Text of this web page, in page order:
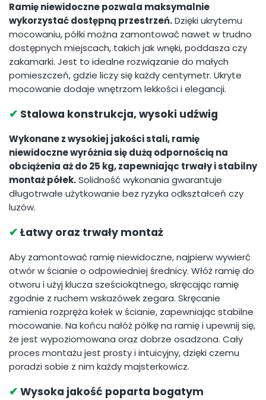
Ramię niewidoczne pozwala maksymalnie
wykorzystać dostępną przestrzeń.Dzięki ukrytemu
mocowaniu, półki można zamontować nawet w trudno
dostępnych miejscach, takich jak wnęki, poddasza czy
zakamarki. Jest to idealne rozwiązanie do małych
pomieszczeń, gdzie liczy się każdy centymetr. Ukryte
mocowanie dodaje wnętrzom lekkości i elegancji.
✔ Stalowa konstrukcja, wysoki udźwig
Wykonane z wysokiej jakości stali, ramię
niewidoczne wyróżnia się dużą odpornością na
obciążenia aż do 25 kg, zapewniając trwały i stabilny
montaż półek.Solidność wykonania gwarantuje
długotrwałe użytkowanie bez ryzyka odkształceń czy
luzów.
✔ Łatwy oraz trwały montaż
Aby zamontować ramię niewidoczne, najpierw wywierć
otwór w ścianie o odpowiedniej średnicy. Włóż ramię do
otworu i użyj klucza sześciokątnego, skręcając ramię
zgodnie z ruchem wskazówek zegara. Skręcanie
ramienia rozpręża kołek w ścianie, zapewniając stabilne
mocowanie. Na końcu nałóż półkę na ramię i upewnij się,
że jest wypoziomowana oraz dobrze osadzona. Cały
proces montażu jest prosty i intuicyjny, dzięki czemu
poradzi sobie z nim każdy majsterkowicz.
✔ Wysoka jakość poparta bogatym